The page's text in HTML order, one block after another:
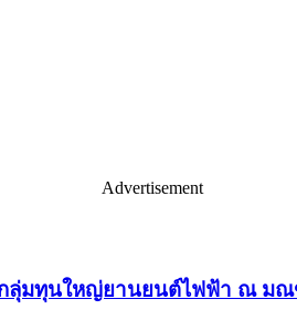
Advertisement
กลุ่มทุนใหญ่ยานยนต์ไฟฟ้า ณ ม